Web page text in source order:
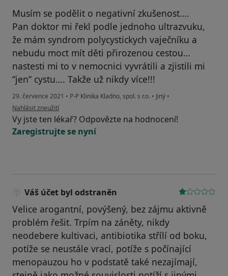
Musím se podělit o negativní zkušenost….
Pan doktor mi řekl podle jednoho ultrazvuku,
že mám syndrom polycystickych vaječníku a
nebudu moct mít děti přirozenou cestou…
nastesti mi to v nemocnici vyvrátili a zjistili mi
“jen” cystu…. Takže už nikdy více!!!
29. července 2021 • P-P Klinika Kladno, spol. s r.o. • Jiný •
podle názoru uživatele N.S.
Nahlásit zneužití
Vy jste ten lékař? Odpovězte na hodnocení!
Zaregistrujte se nyní
Váš účet byl odstraněn
Velice arogantní, povýšený, bez zájmu aktivně
problém řešit. Trpím na záněty, nikdy
neodebere kultivaci, antibiotika střílí od boku,
potíže se neustále vrací, potíže s počínající
menopauzou ho v podstatě také nezajímají,